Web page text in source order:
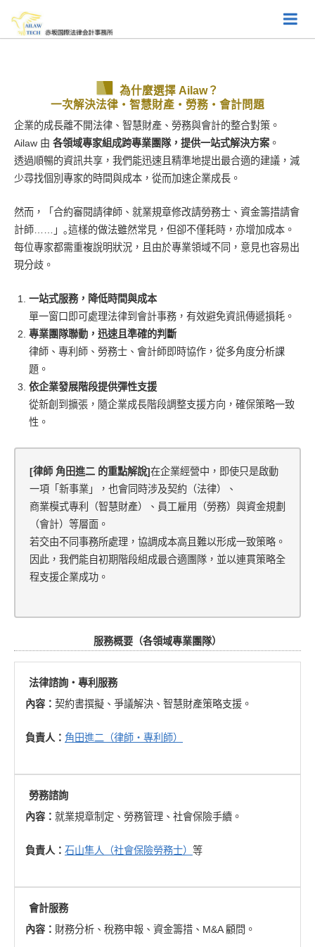
為什麼選擇 Ailaw？
一次解決法律・智慧財產・勞務・會計問題
企業的成長離不開法律、智慧財產、勞務與會計的整合對策。
Ailaw 由 各領域專家組成跨專業團隊，提供一站式解決方案 。
透過順暢的資訊共享，我們能迅速且精準地提出最合適的建議，減
少尋找個別專家的時間與成本，從而加速企業成長。
然而，「合約審閱請律師、就業規章修改請勞務士、資金籌措請會
計師……」｡這樣的做法雖然常見，但卻不僅耗時，亦增加成本。
每位專家都需重複說明狀況，且由於專業領域不同，意見也容易出
現分歧。
一站式服務，降低時間與成本
單一窗口即可處理法律到會計事務，有效避免資訊傳遞損耗。
專業團隊聯動，迅速且準確的判斷
律師、專利師、勞務士、會計師即時協作，從多角度分析課
題。
依企業發展階段提供彈性支援
從新創到擴張，隨企業成長階段調整支援方向，確保策略一致
性。
[律師 角田進二 的重點解說]在企業經營中，即使只是啟動
一項「新事業」，也會同時涉及契約（法律）、
商業模式專利（智慧財產）、員工雇用（勞務）與資金規劃
（會計）等層面。
若交由不同事務所處理，協調成本高且難以形成一致策略。
因此，我們能自初期階段組成最合適團隊，並以連貫策略全
程支援企業成功。
服務概要（各領域專業團隊）
法律諮詢・專利服務
內容： 契約書撰擬、爭議解決、智慧財產策略支援。
負責人： 角田進二（律師・專利師）
勞務諮詢
內容： 就業規章制定、勞務管理、社會保險手續。
負責人： 石山隼人（社會保險勞務士） 等
會計服務
內容： 財務分析、稅務申報、資金籌措、M&A 顧問。